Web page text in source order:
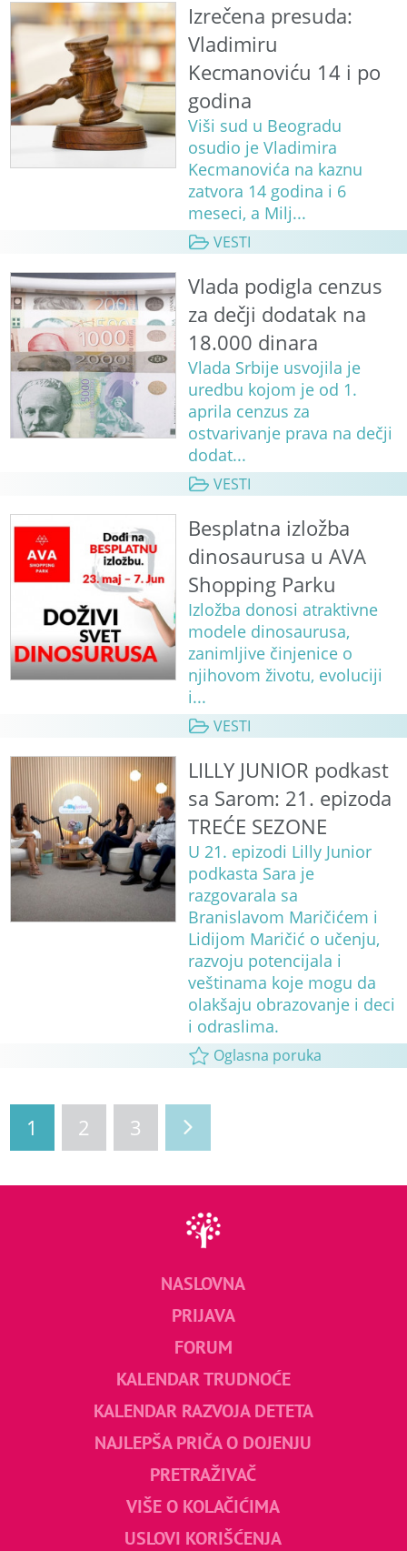
Izrečena presuda:
Vladimiru
Kecmanoviću 14 i po
godina
Viši sud u Beogradu
osudio je Vladimira
Kecmanovića na kaznu
zatvora 14 godina i 6
meseci, a Milj...
VESTI
Vlada podigla cenzus
za dečji dodatak na
18.000 dinara
Vlada Srbije usvojila je
uredbu kojom je od 1.
aprila cenzus za
ostvarivanje prava na dečji
dodat...
VESTI
Besplatna izložba
dinosaurusa u AVA
Shopping Parku
Izložba donosi atraktivne
modele dinosaurusa,
zanimljive činjenice o
njihovom životu, evoluciji
i...
VESTI
LILLY JUNIOR podkast
sa Sarom: 21. epizoda
TREĆE SEZONE
U 21. epizodi Lilly Junior
podkasta Sara je
razgovarala sa
Branislavom Maričićem i
Lidijom Maričić o učenju,
razvoju potencijala i
veštinama koje mogu da
olakšaju obrazovanje i deci
i odraslima.
Oglasna poruka
1 2 3
NASLOVNA
PRIJAVA
FORUM
KALENDAR TRUDNOĆE
KALENDAR RAZVOJA DETETA
NAJLEPŠA PRIČA O DOJENJU
PRETRAŽIVAČ
VIŠE O KOLAČIĆIMA
USLOVI KORIŠĆENJA